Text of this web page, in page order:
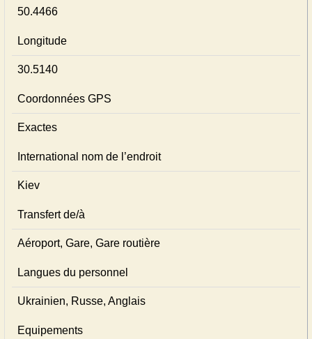
50.4466
Longitude
30.5140
Coordonnées GPS
Exactes
International nom de l’endroit
Kiev
Transfert de/à
Aéroport, Gare, Gare routière
Langues du personnel
Ukrainien, Russe, Anglais
Equipements